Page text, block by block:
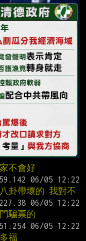
不會好
卦帶壞的 我對不
騙票的
福